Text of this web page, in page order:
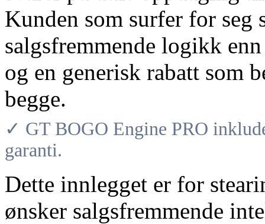
Kunden som surfer for
salgsfremmende logikk
og en generisk rabatt som
begge.
✓ GT BOGO Engine PRO
garanti.
Dette innlegget er for
ønsker salgsfremmende